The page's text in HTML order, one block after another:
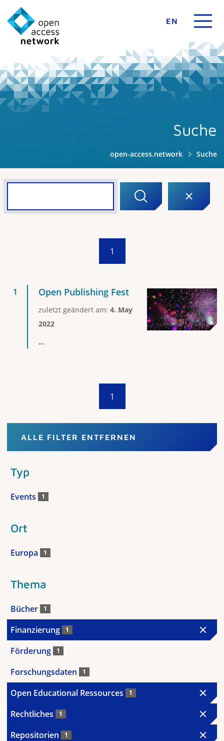
EN
Suche
open-access.network Suche
1
Open Publishing Fest
zuletzt geändert am: 4. May
2022
...
1
ALLE FILTER ENTFERNEN
Typ
Events 1
Ort
Europa 1
Thema
Bücher 1
Finanzierung 1
Förderung 1
Forschungsdaten 1
Open Educational Ressources 1
Rechtliches 1
Repositorien 1